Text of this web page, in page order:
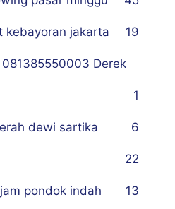
kebayoran jakarta 19
Derek
1
dewi sartika 6
22
pondok indah 13